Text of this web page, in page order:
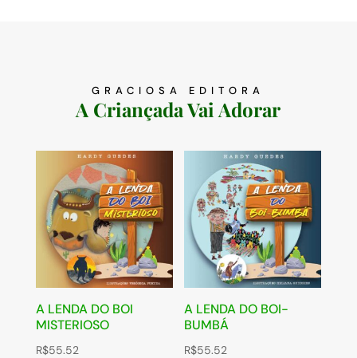
GRACIOSA EDITORA
A Criançada Vai Adorar
A LENDA DO BOI
MISTERIOSO
R$55.52
A LENDA DO BOI-
BUMBÁ
R$55.52